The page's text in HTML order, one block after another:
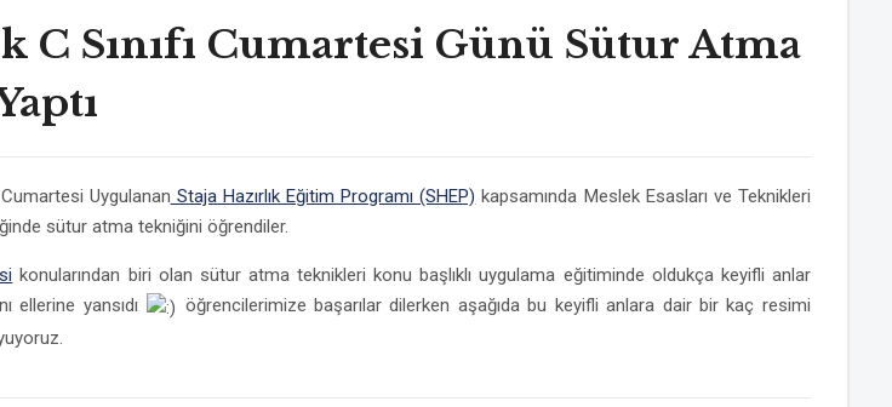
C Sınıfı Cumartesi Günü Sütur Atma
Uygulanan Staja Hazırlık Eğitim Programı (SHEP) kapsamında Meslek Esasları ve Teknikleri
sütur atma tekniğini öğrendiler.
konularından biri olan sütur atma teknikleri konu başlıklı uygulama eğitiminde oldukça keyifli anlar
ellerine yansıdı
öğrencilerimize başarılar dilerken aşağıda bu keyifli anlara dair bir kaç resimi